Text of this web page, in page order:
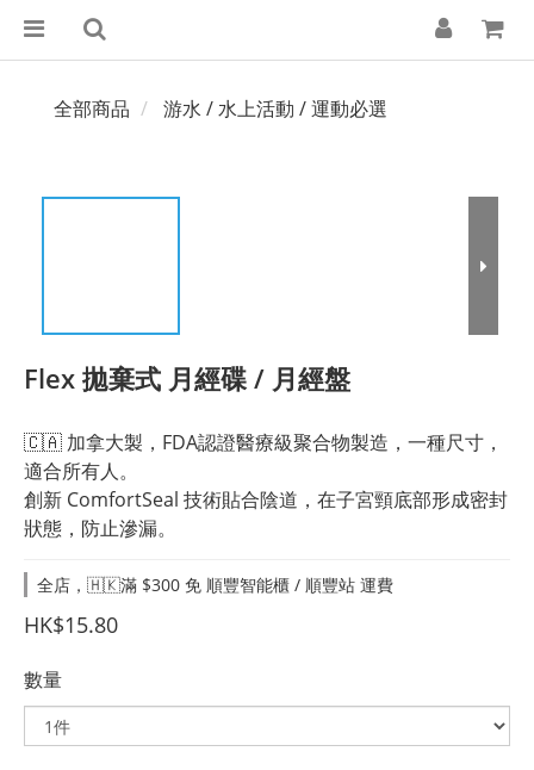
全部商品 游水 / 水上活動 / 運動必選
Flex 拋棄式 月經碟 / 月經盤
🇨🇦 加拿大製，FDA認證醫療級聚合物製造，一種尺寸，
適合所有人。
創新 ComfortSeal 技術貼合陰道，在子宮頸底部形成密封
狀態，防止滲漏。
全店，🇭🇰滿 $300 免 順豐智能櫃 / 順豐站 運費
HK$15.80
數量